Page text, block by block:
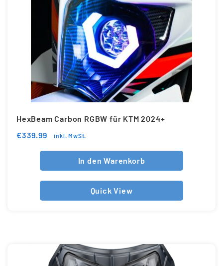
HexBeam Carbon RGBW für KTM 2024+
€339.99 inkl. MwSt.
In den Warenkorb
Quick View